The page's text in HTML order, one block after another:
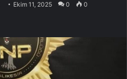
Ekim 11, 2025 0 0